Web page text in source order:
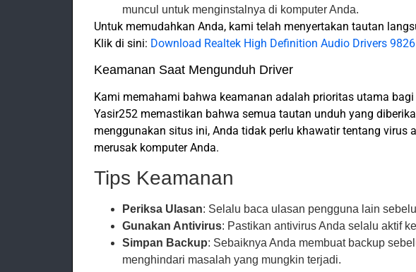
muncul untuk menginstalnya di komputer Anda.
Untuk memudahkan Anda, kami telah menyertakan tautan
Klik di sini: Download Realtek High Definition Audio Drivers
Keamanan Saat Mengunduh Driver
Kami memahami bahwa keamanan adalah prioritas utama
Yasir252 memastikan bahwa semua tautan unduh yang
menggunakan situs ini, Anda tidak perlu khawatir tentang virus
merusak komputer Anda.
Tips Keamanan
Periksa Ulasan: Selalu baca ulasan pengguna lain
Gunakan Antivirus: Pastikan antivirus Anda selalu aktif
Simpan Backup: Sebaiknya Anda membuat backup
menghindari masalah yang mungkin terjadi.